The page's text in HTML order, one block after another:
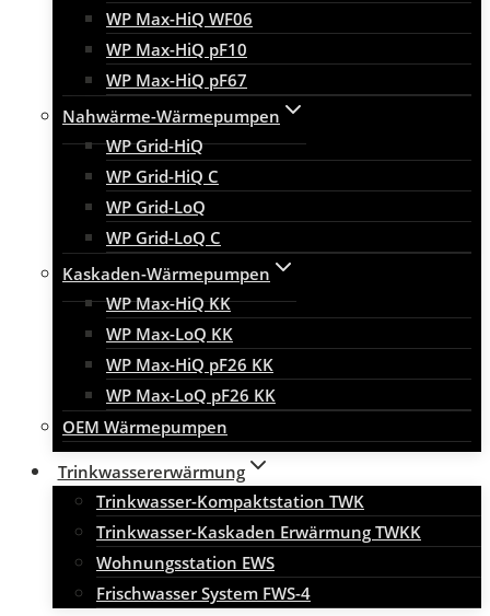
WP Max-HiQ WF06
WP Max-HiQ pF10
WP Max-HiQ pF67
Nahwärme-Wärmepumpen
WP Grid-HiQ
WP Grid-HiQ C
WP Grid-LoQ
WP Grid-LoQ C
Kaskaden-Wärmepumpen
WP Max-HiQ KK
WP Max-LoQ KK
WP Max-HiQ pF26 KK
WP Max-LoQ pF26 KK
OEM Wärmepumpen
Trinkwassererwärmung
Trinkwasser-Kompaktstation TWK
Trinkwasser-Kaskaden Erwärmung TWKK
Wohnungsstation EWS
Frischwasser System FWS-4